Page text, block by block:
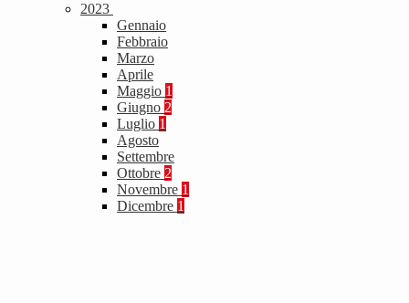
2023
Gennaio
Febbraio
Marzo
Aprile
Maggio 1
Giugno 2
Luglio 1
Agosto
Settembre
Ottobre 2
Novembre 1
Dicembre 1